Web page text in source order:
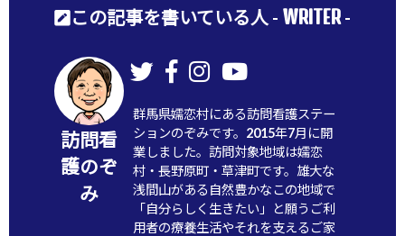
この記事を書いている人 - WRITER-
訪問看
護のぞ
み
群馬県嬬恋村にある訪問看護ステー
ションのぞみです。2015年7月に開
業しました。訪問対象地域は嬬恋
村・長野原町・草津町です。雄大な
浅間山がある自然豊かなこの地域で
「自分らしく生きたい」と願うご利
用者の療養生活やそれを支えるご家